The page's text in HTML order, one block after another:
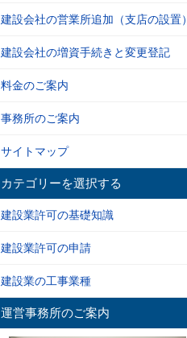
建設会社の営業所追加（支店の設置）
建設会社の増資手続きと変更登記
料金のご案内
事務所のご案内
サイトマップ
カテゴリーを選択する
建設業許可の基礎知識
建設業許可の申請
建設業の工事業種
運営事務所のご案内